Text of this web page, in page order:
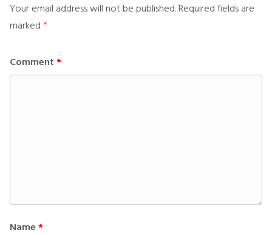
Your email address will not be published. Required fields are
marked *
Comment *
Name *